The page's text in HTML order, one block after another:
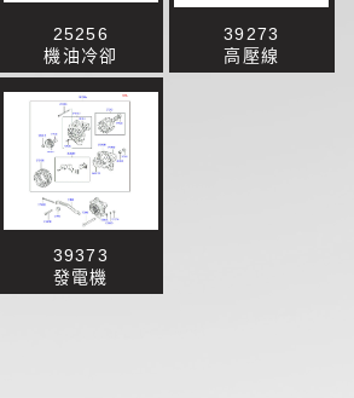
25256
機油冷卻
39273
高壓線
39373
發電機